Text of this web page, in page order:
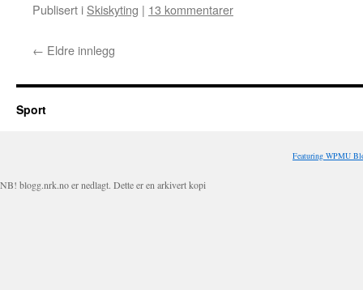
Publisert i Skiskyting | 13 kommentarer
← Eldre innlegg
Sport
Featuring WPMU
NB! blogg.nrk.no er nedlagt. Dette er en arkivert kopi